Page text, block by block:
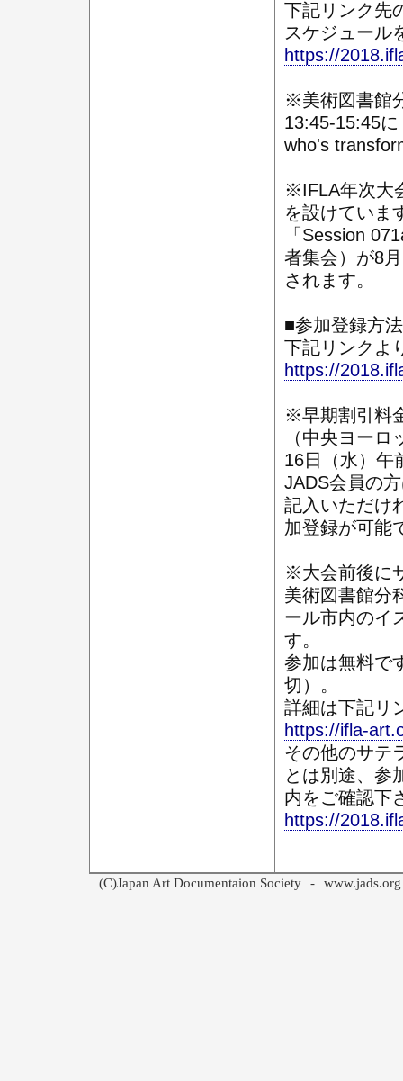
下記リンク先
スケジュール
https://
※美術図書館
13:45-15:45
who's
※IFLA年次大
を設けていま
「Session
者集会）が8
されます。
■参加登録方法
下記リンクよ
https://
※早期割引料
（中央ヨー
16日（水）午
JADS会員の
記入いただけ
加登録が可能
※大会前後に
美術図書館分
ール市内のイ
す。
参加は無料で
切）。
詳細は下記リ
https://ifla-
その他のサテ
とは別途、参
内をご確認下
https://
(C)Japan Art Documentaion Society - www.jads.org